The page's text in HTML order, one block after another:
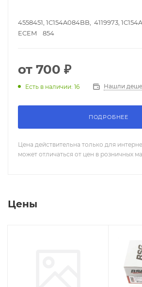
4558451, 1C154A084BB, 4119973,
ECEM 854
от 700 ₽
Есть в наличии: 16 Нашли
ПОДРОБНЕЕ
Цена действительна только для
может отличаться от цен в розничных
Цены